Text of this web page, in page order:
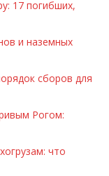
17 погибших,
и наземных
сборов для
Рогом:
что